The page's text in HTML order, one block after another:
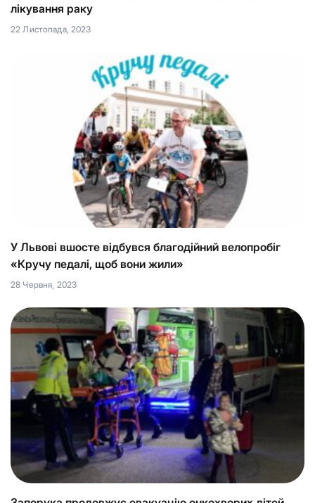
лікування раку
22 Листопада, 2023
У Львові вшосте відбувся благодійний велопробіг
«Кручу педалі, щоб вони жили»
28 Червня, 2023